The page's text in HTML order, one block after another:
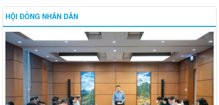
HỘI ĐỒNG NHÂN DÂN